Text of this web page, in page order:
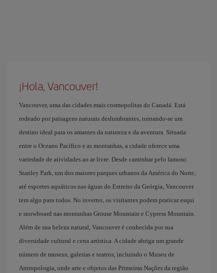
¡Hola, Vancouver!
Vancouver, uma das cidades mais cosmopolitas do Canadá. Está
rodeado por paisagens naturais deslumbrantes, tornando-se um
destino ideal para os amantes da natureza e da aventura. Situada
entre o Oceano Pacífico e as montanhas, a cidade oferece uma
variedade de atividades ao ar livre. Desde caminhar pelo famoso
Stanley Park, um dos maiores parques urbanos da América do Norte,
até esportes aquáticos nas águas do Estreito da Geórgia, Vancouver
tem algo para todos. No inverno, os visitantes podem praticar esqui
e snowboard nas montanhas Grouse Mountain e Cypress Mountain.
Além de sua beleza natural, Vancouver é conhecida por sua
diversidade cultural e cena artística. A cidade abriga um grande
número de museus, galerias e teatros, incluindo o Museu de
Antropologia, onde arte e objetos das Primeiras Nações da região